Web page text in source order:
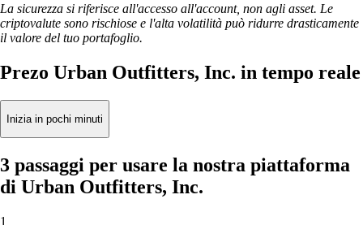
La sicurezza si riferisce all'accesso all'account, non agli asset. Le
criptovalute sono rischiose e l'alta volatilità può ridurre drasticamente
il valore del tuo portafoglio.
Prezo Urban Outfitters, Inc. in tempo reale
Inizia in pochi minuti
3 passaggi per usare la nostra piattaforma
di Urban Outfitters, Inc.
1